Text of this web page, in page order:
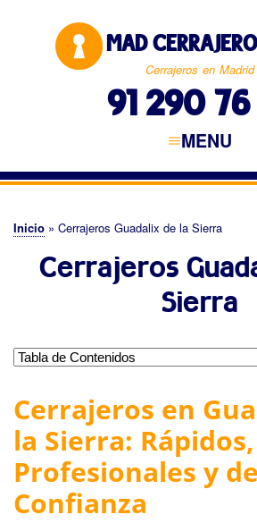
al
contenido
principal
MAD
Cerrajeros en
91 290
principal
MENU
CERRAJEROS MADRID
MADRID CAPITAL
NORTE DE MADRID
ESTE DE MADRID
SUR DE MADRID
OESTE DE MADRID
Sobrescribir
enlaces
a
navegación
Inicio Cerrajeros Guadalix de la Sierra
Cerrajeros
Sierra
Cerrajeros en
la Sierra: Rápidos,
Profesionales y de
Confianza